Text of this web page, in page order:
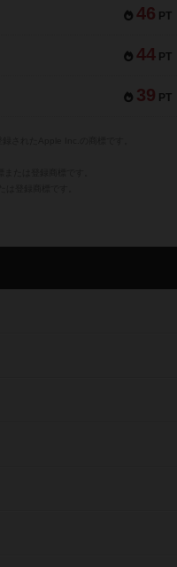
46 PT
44 PT
39 PT